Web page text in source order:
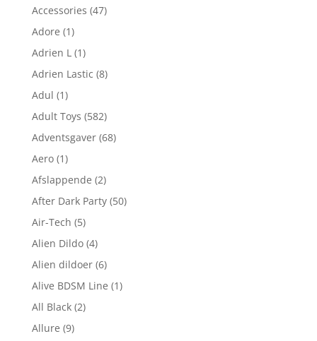
Accessories (47)
Adore (1)
Adrien L (1)
Adrien Lastic (8)
Adul (1)
Adult Toys (582)
Adventsgaver (68)
Aero (1)
Afslappende (2)
After Dark Party (50)
Air-Tech (5)
Alien Dildo (4)
Alien dildoer (6)
Alive BDSM Line (1)
All Black (2)
Allure (9)